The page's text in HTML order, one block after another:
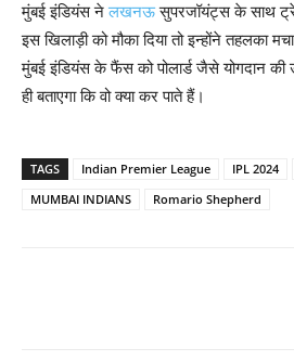
मुंबई इंडियंस नेलखनऊसुपरजॉयंट्स के साथ
इस खिलाड़ी को मौका दिया तो इन्होंने तहलका
मुंबई इंडियंस के फैंस को पोलार्ड जैसे योगदान की
ही बताएगा कि वो क्या कर पाते हैं।
TAGS Indian Premier League IPL 2024
MUMBAI INDIANS
Romario Shepherd